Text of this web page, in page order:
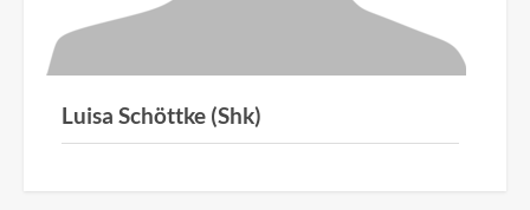
Luisa Schöttke (Shk)